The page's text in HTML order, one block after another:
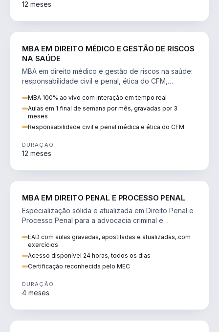
12 meses
MBA EM DIREITO MÉDICO E GESTÃO DE RISCOS
NA SAÚDE
MBA em direito médico e gestão de riscos na saúde:
responsabilidade civil e penal, ética do CFM,
MBA 100% ao vivo com interação em tempo real
Aulas em 1 final de semana por mês, gravadas por 3
meses
Responsabilidade civil e penal médica e ética do CFM
DURAÇÃO
12 meses
MBA EM DIREITO PENAL E PROCESSO PENAL
Especialização sólida e atualizada em Direito Penal e
Processo Penal para a advocacia criminal e
EAD com aulas gravadas, apostiladas e atualizadas, com
exercícios
Acesso disponível 24 horas, todos os dias
Certificação reconhecida pelo MEC
DURAÇÃO
4 meses